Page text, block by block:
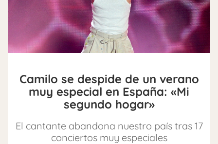
Camilo se despide de un verano
muy especial en España: «Mi
segundo hogar»
El cantante abandona nuestro país tras 17
conciertos muy especiales